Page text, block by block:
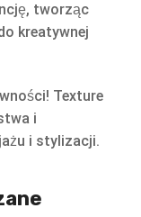
tworząc
kreatywnej
Texture
i
i stylizacji.